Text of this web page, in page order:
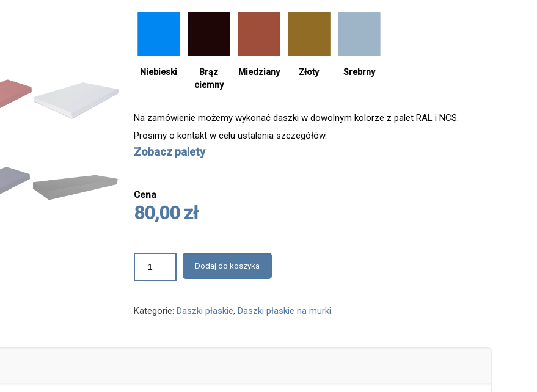
Niebieski
Brąz
ciemny
Miedziany Złoty Srebrny
Na zamówienie możemy wykonać daszki w dowolnym kolorze z palet RAL i NCS.
Prosimy o kontakt w celu ustalenia szczegółów.
Zobacz palety
Cena
80,00 zł
Dodaj do koszyka
Kategorie: Daszki płaskie, Daszki płaskie na murki